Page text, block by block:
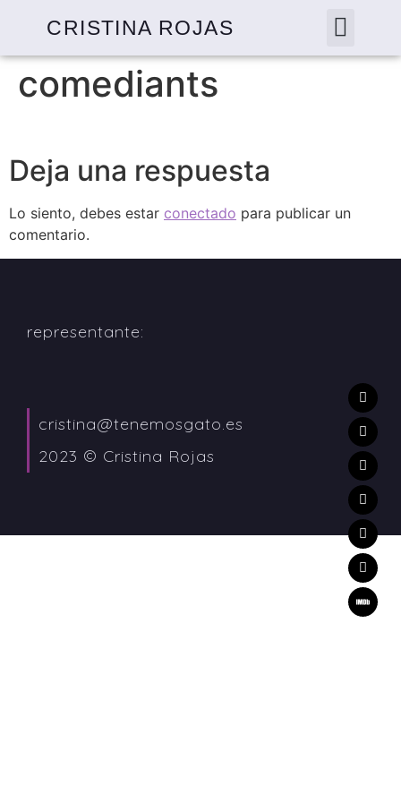
CRISTINA ROJAS
comediants
Deja una respuesta
Lo siento, debes estar conectado para publicar un
comentario.
representante:
cristina@tenemosgato.es
2023 © Cristina Rojas